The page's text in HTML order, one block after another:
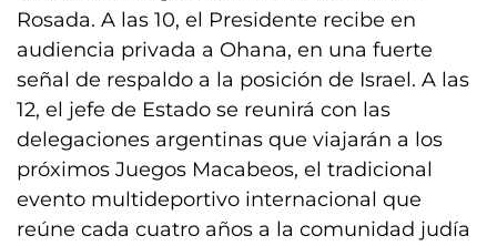
Rosada. A las 10, el Presidente recibe en
audiencia privada a Ohana, en una fuerte
señal de respaldo a la posición de Israel. A las
12, el jefe de Estado se reunirá con las
delegaciones argentinas que viajarán a los
próximos Juegos Macabeos, el tradicional
evento multideportivo internacional que
reúne cada cuatro años a la comunidad judía